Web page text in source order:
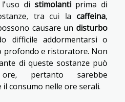
di stimolantiprima di
tra cui la caffeina,
causare undisturbo
difficile addormentarsi o
profondo e ristoratore. Non
di queste sostanze può
pertanto sarebbe
consumo nelle ore serali.